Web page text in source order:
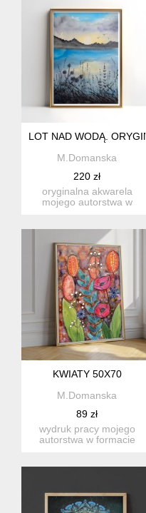
LOT NAD WODĄ.
M.Domanska
220 zł
oryginalna akwarela
mojego autorstwa w
KWIATY 50X70
M.Domanska
89 zł
wydruk pracy mojego
autorstwa w formacie